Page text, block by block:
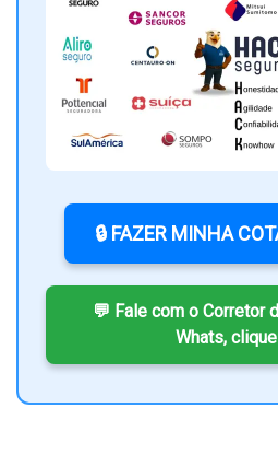
🔒 FAZER MINHA
💬 Fale com o Corretor
Whats,